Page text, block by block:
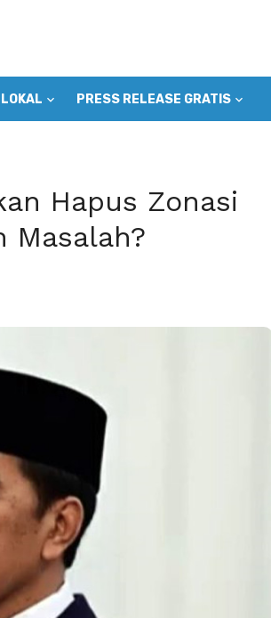
PRESS RELEASE GRATIS
Hapus Zonasi
Masalah?